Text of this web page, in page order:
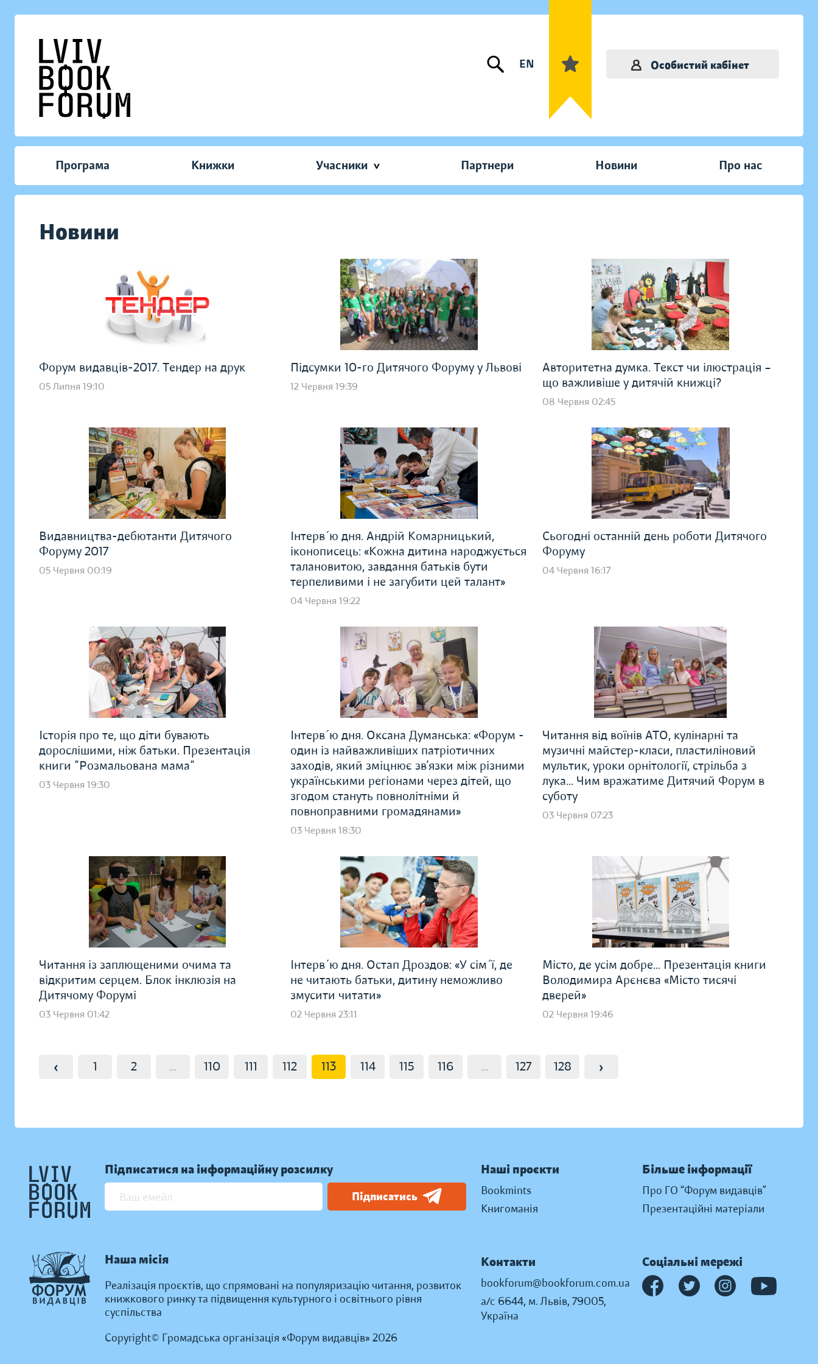
EN Особистий кабінет
Програма Книжки Учасники Партнери Новини Про нас
Новини
Форум видавців-2017. Тендер на друк
05 Липня 19:10
Підсумки 10-го Дитячого Форуму у Львові
12 Червня 19:39
Авторитетна думка. Текст чи ілюстрація –
що важливіше у дитячій книжці?
08 Червня 02:45
Видавництва-дебютанти Дитячого
Форуму 2017
05 Червня 00:19
Інтерв´ю дня. Андрій Комарницький,
іконописець: «Кожна дитина народжується
талановитою, завдання батьків бути
терпеливими і не загубити цей талант»
04 Червня 19:22
Сьогодні останній день роботи Дитячого
Форуму
04 Червня 16:17
Історія про те, що діти бувають
дорослішими, ніж батьки. Презентація
книги "Розмальована мама"
03 Червня 19:30
Інтерв´ю дня. Оксана Думанська: «Форум -
один із найважливіших патріотичних
заходів, який зміцнює зв’язки між різними
українськими регіонами через дітей, що
згодом стануть повнолітніми й
повноправними громадянами»
03 Червня 18:30
Читання від воїнів АТО, кулінарні та
музичні майстер-класи, пластиліновий
мультик, уроки орнітології, стрільба з
лука... Чим вражатиме Дитячий Форум в
суботу
03 Червня 07:23
Читання із заплющеними очима та
відкритим серцем. Блок інклюзія на
Дитячому Форумі
03 Червня 01:42
Інтерв´ю дня. Остап Дроздов: «У сім´ї, де
не читають батьки, дитину неможливо
змусити читати»
02 Червня 23:11
Місто, де усім добре... Презентація книги
Володимира Арєнєва «Місто тисячі
дверей»
02 Червня 19:46
‹ 1 2 ... 110 111 112 113 114 115 116 ... 127 128 ›
Підписатися на інформаційну розсилку
Підписатись
Наша місія
Реалізація проєктів, що спрямовані на популяризацію читання, розвиток
книжкового ринку та підвищення культурного і освітнього рівня
суспільства
Copyright© Громадська організація «Форум видавців» 2026
Наші проєкти
Bookmints
Книгоманія
Більше інформації
Про ГО “Форум видавців”
Презентаційні матеріали
Контакти
bookforum@bookforum.com.ua
а/с 6644, м. Львів, 79005,
Україна
Соціальні мережі